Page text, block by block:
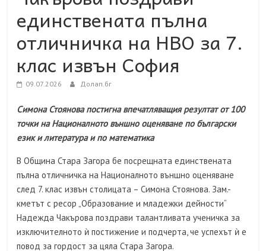
единствената пълна
отличничка на НВО за 7.
клас извън София
09.07.2026 Долап.бг
Симона Стоянова постигна впечатляващия резултат от 100
точки на Националното външно оценяване по български
език и литература и по математика
В Община Стара Загора бе посрещната единствената
пълна отличничка на Националното външно оценяване
след 7. клас извън столицата – Симона Стоянова. Зам.-
кметът с ресор „Образование и младежки дейности“
Надежда Чакърова поздрави талантливата ученичка за
изключителното ѝ постижение и подчерта, че успехът ѝ е
повод за гордост за цяла Стара Загора.